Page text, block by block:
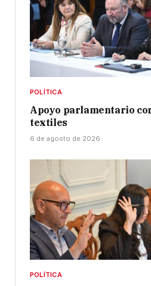
POLÍTICA
Apoyo parlamentario
textiles
6 de agosto de 2026
POLÍTICA